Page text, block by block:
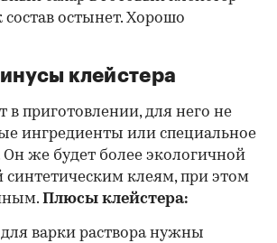
состав остынет. Хорошо
клейстера
в приготовлении, для него не
ингредиенты или специальное
Он же будет более экологичной
синтетическим клеям, при этом
Плюсы клейстера:
для варки раствора нужны